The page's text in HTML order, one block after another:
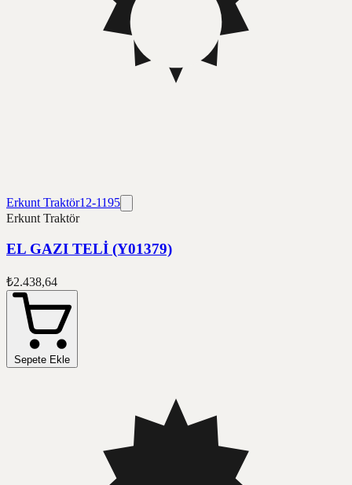
Erkunt Traktör12-1195
Erkunt Traktör
EL GAZI TELİ (Y01379)
₺2.438,64
Sepete Ekle